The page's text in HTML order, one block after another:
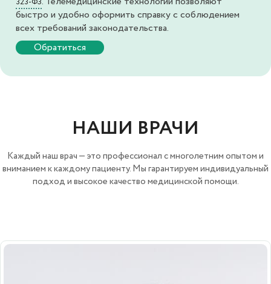
быстро и удобно оформить справку с соблюдением
всех требований законодательства.
Обратиться
НАШИ ВРАЧИ
Каждый наш врач — это профессионал с многолетним опытом и
вниманием к каждому пациенту. Мы гарантируем индивидуальный
подход и высокое качество медицинской помощи.